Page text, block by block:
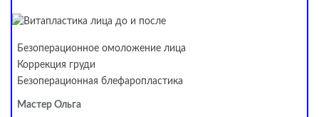
Безоперационное омоложение лица
Коррекция груди
Безоперационная блефаропластика
Мастер Ольга